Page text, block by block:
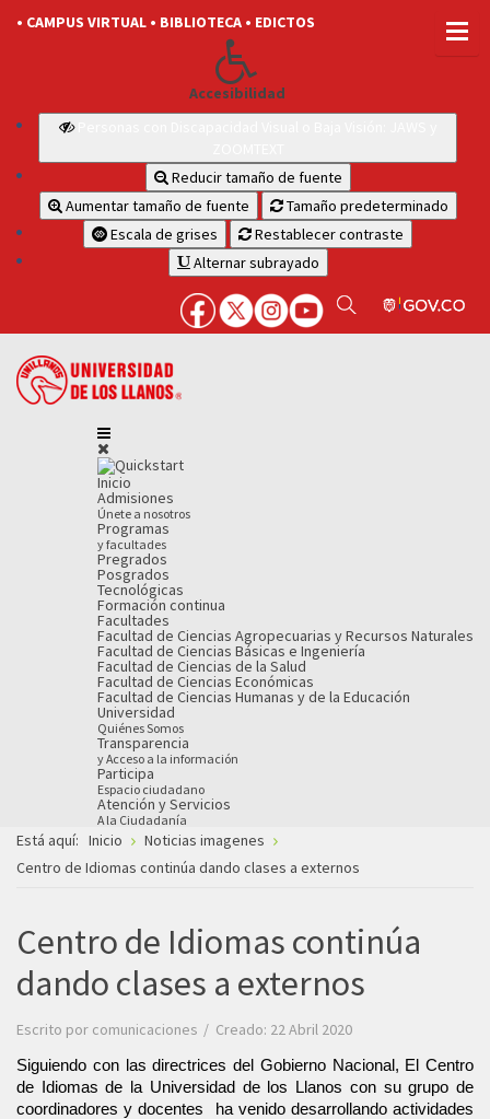
• CAMPUS VIRTUAL • BIBLIOTECA • EDICTOS
Accesibilidad
Reducir tamaño de fuente
Aumentar tamaño de fuente
Tamaño predeterminado
Escala de grises
Restablecer contraste
Alternar subrayado
Inicio
Admisiones
Únete a nosotros
Programas
y facultades
Pregrados
Posgrados
Tecnológicas
Formación continua
Facultades
Facultad de Ciencias Agropecuarias y Recursos Naturales
Facultad de Ciencias Básicas e Ingeniería
Facultad de Ciencias de la Salud
Facultad de Ciencias Económicas
Facultad de Ciencias Humanas y de la Educación
Universidad
Quiénes Somos
Transparencia
y Acceso a la información
Participa
Espacio ciudadano
Atención y Servicios
A la Ciudadanía
Está aquí: Inicio
Noticias imagenes
Centro de Idiomas continúa dando clases a externos
Centro de Idiomas continúa
dando clases a externos
Escrito por comunicaciones Creado: 22 Abril 2020
Siguiendo con las directrices del Gobierno Nacional, El Centro
de Idiomas de la Universidad de los Llanos con su grupo de
coordinadores y docentes  ha venido desarrollando actividades